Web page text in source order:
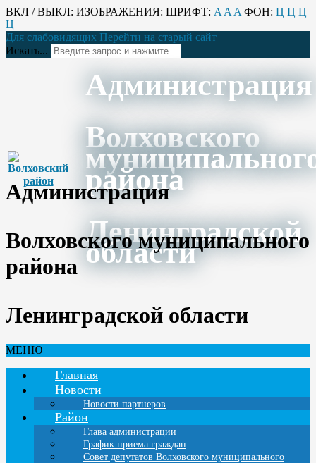
ВКЛ / ВЫКЛ: ИЗОБРАЖЕНИЯ: ШРИФТ: A A A ФОН: Ц Ц Ц
Ц
Для слабовидящих Перейти на старый сайт
Искать...
Администрация
Волховского
района
Ленинградской
области
Администрация
Волховского муниципального
района
Ленинградской области
МЕНЮ
Главная
Новости
Новости партнеров
Район
Глава администрации
График приема граждан
Совет депутатов Волховского муниципального